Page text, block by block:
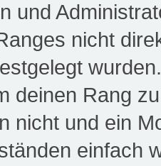
und
nicht
deinen Rang
nicht und ein
einfach